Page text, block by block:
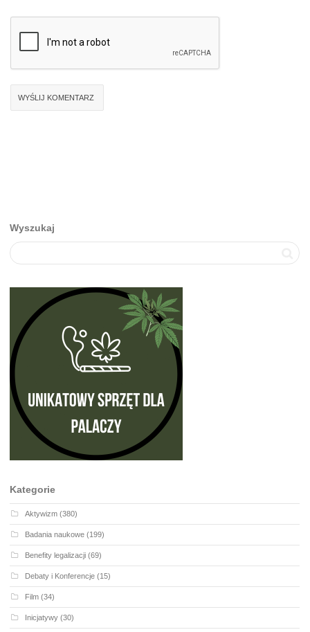
Wyszukaj
Kategorie
Aktywizm (380)
Badania naukowe (199)
Benefity legalizacji (69)
Debaty i Konferencje (15)
Film (34)
Inicjatywy (30)